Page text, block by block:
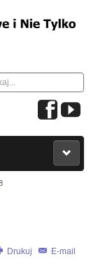
Drukuj E-mail